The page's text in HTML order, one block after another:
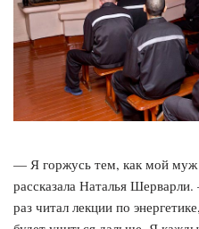
— Я горжусь тем, как мой муж
рассказала Наталья
раз читал лекции по